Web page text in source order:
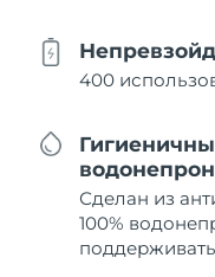
400
Сделан из
100%